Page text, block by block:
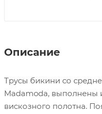
Описание
Трусы бикини со
Madamoda, выполнены
вискозного полотна.